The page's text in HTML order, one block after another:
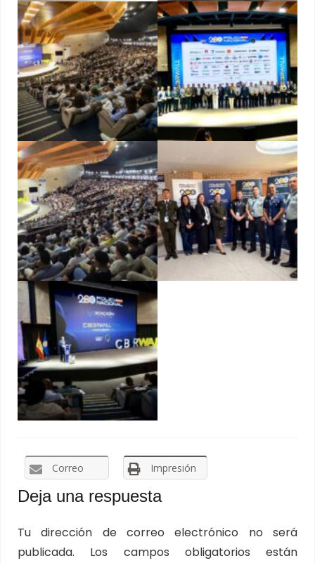
Correo Impresión
Deja una respuesta
Tu dirección de correo electrónico no será
publicada.
Los campos obligatorios están